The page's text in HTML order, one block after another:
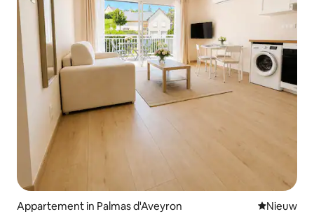
Appartement in Palmas d'Aveyron Nieuwe
Nieuw